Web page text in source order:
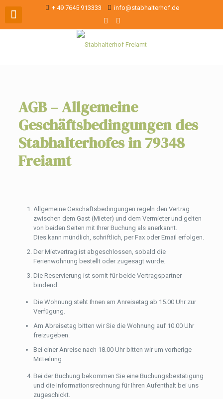
+ 49 7645 913333 info@stabhalterhof.de
AGB – Allgemeine
Geschäftsbedingungen des
Stabhalterhofesin 79348
Freiamt
Allgemeine Geschäftsbedingungen regeln den Vertrag
zwischen dem Gast (Mieter) und dem Vermieter und gelten
von beiden Seiten mit Ihrer Buchung als anerkannt.
Dies kann mündlich, schriftlich, per Fax oder Email erfolgen.
Der Mietvertrag ist abgeschlossen, sobald die
Ferienwohnung bestellt oder zugesagt wurde.
Die Reservierung ist somit für beide Vertragspartner
bindend.
Die Wohnung steht Ihnen am Anreisetag ab 15.00 Uhr zur
Verfügung.
Am Abreisetag bitten wir Sie die Wohnung auf 10.00 Uhr
freizugeben.
Bei einer Anreise nach 18.00 Uhr bitten wir um vorherige
Mitteilung.
Bei der Buchung bekommen Sie eine Buchungsbestätigung
und die Informationsrechnung für Ihren Aufenthalt bei uns
zugeschickt.